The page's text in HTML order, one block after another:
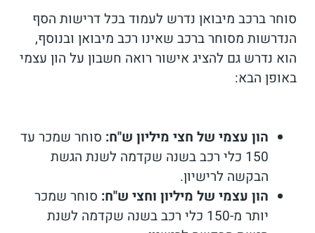
סוחר ברכב מיבואן נדרש לעמוד בכל דרישות הסף
הנדרשות מסוחר ברכב שאינו רכב מיבואן ובנוסף,
הוא נדרש גם להציג אישור רואה חשבון על הון עצמי
באופן הבא:
הון עצמי של חצי מיליון ש"ח: סוחר שמכר עד
150 כלי רכב בשנה שקדמה לשנת הגשת
הבקשה לרישיון.
הון עצמי של מיליון וחצי ש"ח: סוחר שמכר
יותר מ-150 כלי רכב בשנה שקדמה לשנת